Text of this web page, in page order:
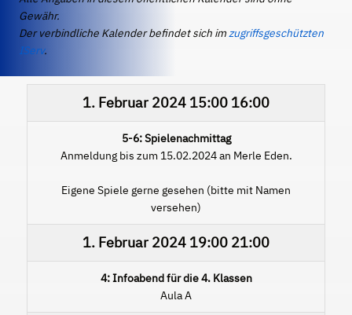
Gewähr.
Der verbindliche Kalender befindet sich imzugriffsgeschützten
IServ.
1. Februar 2024 15:00 16:00
5-6: Spielenachmittag
Anmeldung bis zum 15.02.2024 an Merle Eden.
Eigene Spiele gerne gesehen (bitte mit Namen
versehen)
1. Februar 2024 19:00 21:00
4: Infoabend für die 4. Klassen
Aula A